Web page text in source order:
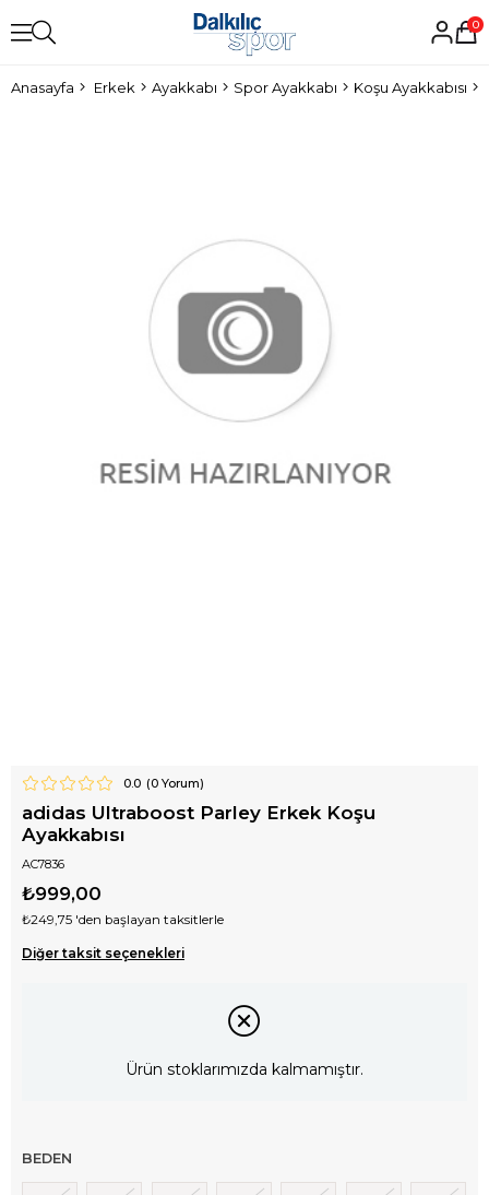
0
Anasayfa Erkek Ayakkabı Spor Ayakkabı Koşu Ayakkabısı
0.0 (0Yorum)
adidas Ultraboost Parley Erkek Koşu
Ayakkabısı
AC7836
₺999,00
₺249,75 'den başlayan taksitlerle
Diğer taksit seçenekleri
Ürün stoklarımızda kalmamıştır.
BEDEN